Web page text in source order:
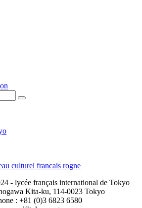
- lycée français international de Tokyo
Kita-ku, 114-0023 Tokyo
: +81 (0)3 6823 6580